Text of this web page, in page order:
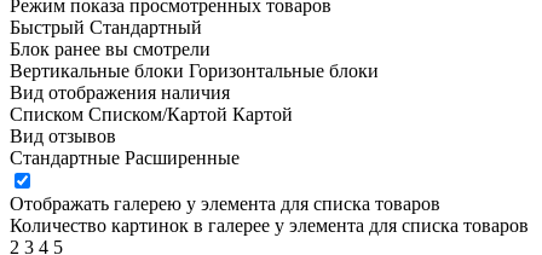
Режим показа просмотренных товаров
Быстрый Стандартный
Блок ранее вы смотрели
Вертикальные блоки Горизонтальные блоки
Вид отображения наличия
Списком Списком/Картой Картой
Вид отзывов
Стандартные Расширенные
Отображать галерею у элемента для списка товаров
Количество картинок в галерее у элемента для списка товаров
2 3 4 5